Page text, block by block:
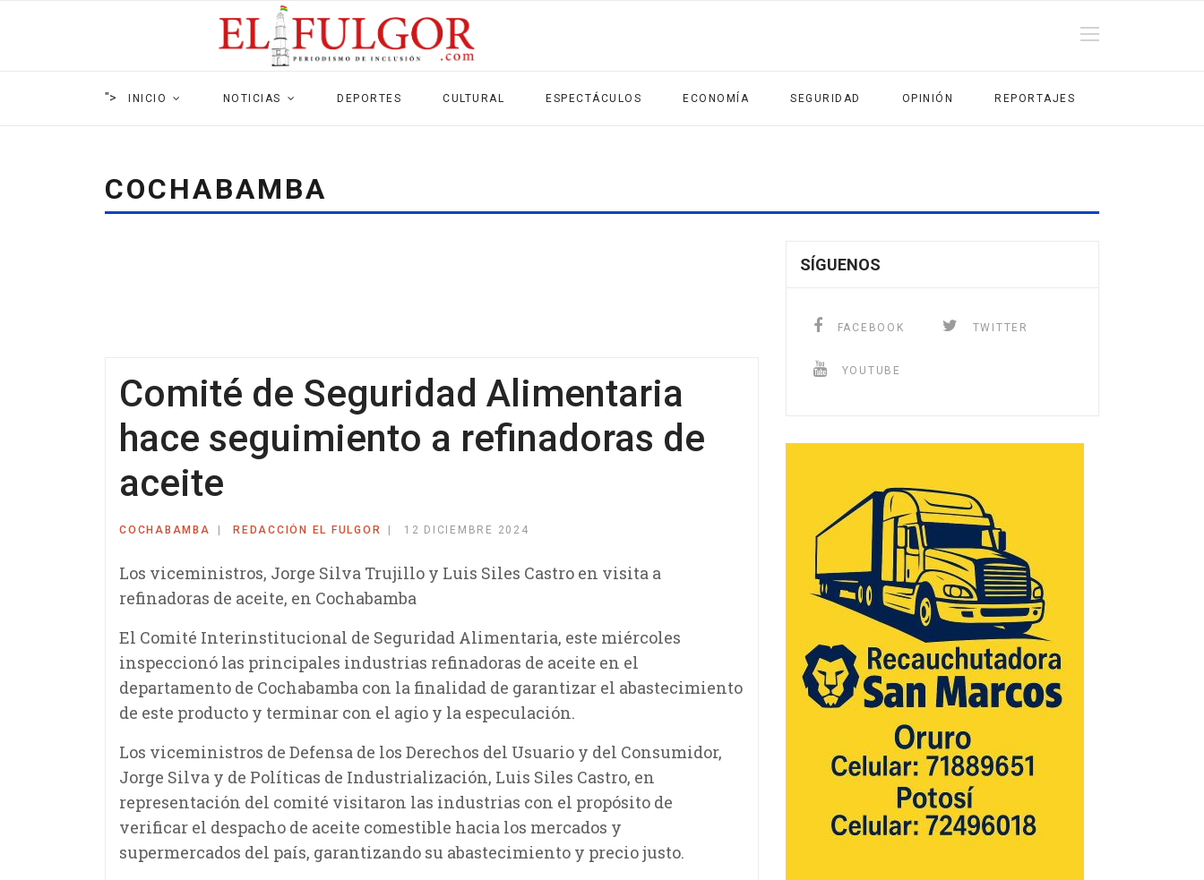
"> INICIO NOTICIAS DEPORTES CULTURAL ESPECTÁCULOS ECONOMÍA SEGURIDAD OPINIÓN REPORTAJES
COCHABAMBA
Comité de Seguridad Alimentaria
hace seguimiento a refinadoras de
aceite
COCHABAMBA REDACCIÓN EL FULGOR 12 DICIEMBRE 2024
Los viceministros, Jorge Silva Trujillo y Luis Siles Castro en visita a
refinadoras de aceite, en Cochabamba
El Comité Interinstitucional de Seguridad Alimentaria, este miércoles
inspeccionó las principales industrias refinadoras de aceite en el
departamento de Cochabamba con la finalidad de garantizar el abastecimiento
de este producto y terminar con el agio y la especulación.
Los viceministros de Defensa de los Derechos del Usuario y del Consumidor,
Jorge Silva y de Políticas de Industrialización, Luis Siles Castro, en
representación del comité visitaron las industrias con el propósito de
verificar el despacho de aceite comestible hacia los mercados y
supermercados del país, garantizando su abastecimiento y precio justo.
SÍGUENOS
FACEBOOK TWITTER
YOUTUBE